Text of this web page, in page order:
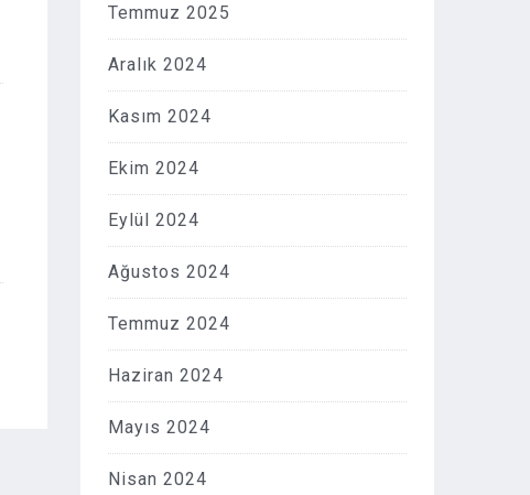
Temmuz 2025
Aralık 2024
Kasım 2024
Ekim 2024
Eylül 2024
Ağustos 2024
Temmuz 2024
Haziran 2024
Mayıs 2024
Nisan 2024